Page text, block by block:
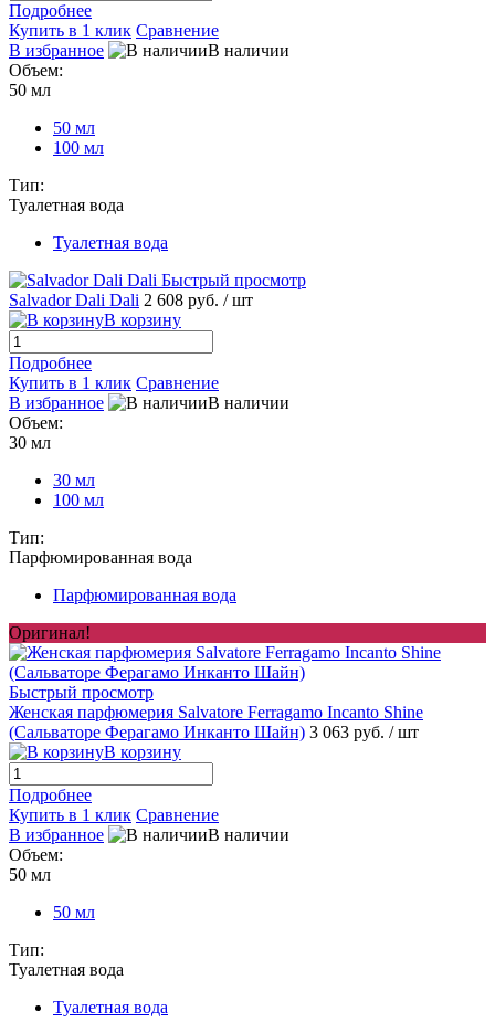
Подробнее
Купить в 1 клик Сравнение
В избранное
В наличии
Объем:
50 мл
50 мл
100 мл
Тип:
Туалетная вода
Туалетная вода
Быстрый просмотр
Salvador Dali Dali 2 608 руб. / шт
В корзину
Подробнее
Купить в 1 клик Сравнение
В избранное
В наличии
Объем:
30 мл
30 мл
100 мл
Тип:
Парфюмированная вода
Парфюмированная вода
Оригинал!
Быстрый просмотр
Женская парфюмерия Salvatore Ferragamo Incanto Shine
(Сальваторе Ферагамо Инканто Шайн) 3 063 руб. / шт
В корзину
Подробнее
Купить в 1 клик Сравнение
В избранное
В наличии
Объем:
50 мл
50 мл
Тип:
Туалетная вода
Туалетная вода